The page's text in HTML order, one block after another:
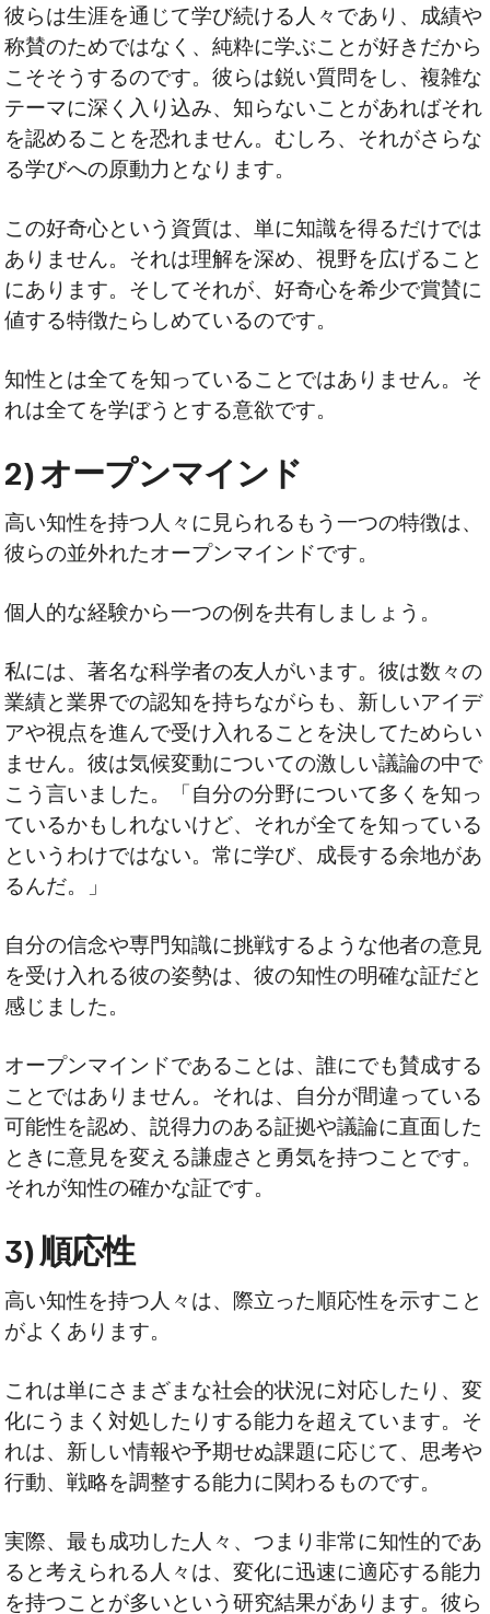
彼らは生涯を通じて学び続ける人々であり、成績や
称賛のためではなく、純粋に学ぶことが好きだから
こそそうするのです。彼らは鋭い質問をし、複雑な
テーマに深く入り込み、知らないことがあればそれ
を認めることを恐れません。むしろ、それがさらな
る学びへの原動力となります。
この好奇心という資質は、単に知識を得るだけでは
ありません。それは理解を深め、視野を広げること
にあります。そしてそれが、好奇心を希少で賞賛に
値する特徴たらしめているのです。
知性とは全てを知っていることではありません。そ
れは全てを学ぼうとする意欲です。
2) オープンマインド
高い知性を持つ人々に見られるもう一つの特徴は、
彼らの並外れたオープンマインドです。
個人的な経験から一つの例を共有しましょう。
私には、著名な科学者の友人がいます。彼は数々の
業績と業界での認知を持ちながらも、新しいアイデ
アや視点を進んで受け入れることを決してためらい
ません。彼は気候変動についての激しい議論の中で
こう言いました。「自分の分野について多くを知っ
ているかもしれないけど、それが全てを知っている
というわけではない。常に学び、成長する余地があ
るんだ。」
自分の信念や専門知識に挑戦するような他者の意見
を受け入れる彼の姿勢は、彼の知性の明確な証だと
感じました。
オープンマインドであることは、誰にでも賛成する
ことではありません。それは、自分が間違っている
可能性を認め、説得力のある証拠や議論に直面した
ときに意見を変える謙虚さと勇気を持つことです。
それが知性の確かな証です。
3) 順応性
高い知性を持つ人々は、際立った順応性を示すこと
がよくあります。
これは単にさまざまな社会的状況に対応したり、変
化にうまく対処したりする能力を超えています。そ
れは、新しい情報や予期せぬ課題に応じて、思考や
行動、戦略を調整する能力に関わるものです。
実際、最も成功した人々、つまり非常に知性的であ
ると考えられる人々は、変化に迅速に適応する能力
を持つことが多いという研究結果があります。彼ら